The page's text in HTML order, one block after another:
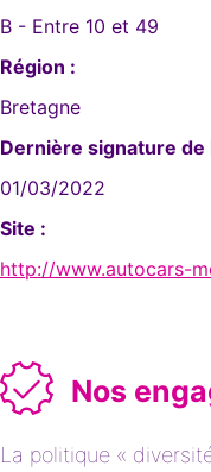
B - Entre 10 et 49
Région :
Bretagne
Dernière signature de
01/03/2022
Site :
http://www.autocars-
Nos
La politique «